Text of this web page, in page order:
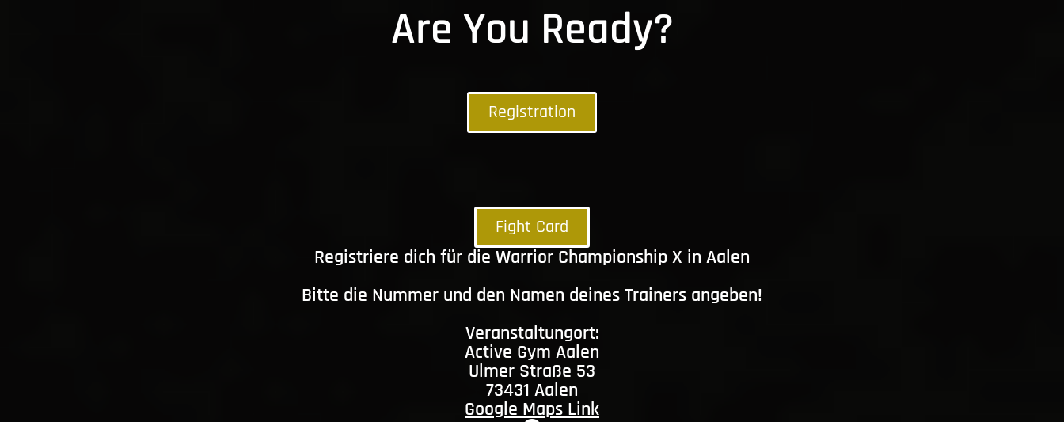
Are You Ready?
Registration
Fight Card
Registriere dich für die Warrior Championship X in Aalen
Bitte die Nummer und den Namen deines Trainers angeben!
Veranstaltungort:
Active Gym Aalen
Ulmer Straße 53
73431 Aalen
Google Maps Link